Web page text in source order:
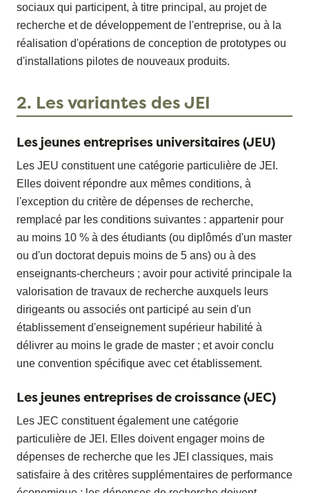
sociaux qui participent, à titre principal, au projet de
recherche et de développement de l'entreprise, ou à la
réalisation d'opérations de conception de prototypes ou
d'installations pilotes de nouveaux produits.
2. Les variantes des JEI
Les jeunes entreprises universitaires (JEU)
Les JEU constituent une catégorie particulière de JEI.
Elles doivent répondre aux mêmes conditions, à
l'exception du critère de dépenses de recherche,
remplacé par les conditions suivantes : appartenir pour
au moins 10 % à des étudiants (ou diplômés d'un master
ou d'un doctorat depuis moins de 5 ans) ou à des
enseignants-chercheurs ; avoir pour activité principale la
valorisation de travaux de recherche auxquels leurs
dirigeants ou associés ont participé au sein d'un
établissement d'enseignement supérieur habilité à
délivrer au moins le grade de master ; et avoir conclu
une convention spécifique avec cet établissement.
Les jeunes entreprises de croissance (JEC)
Les JEC constituent également une catégorie
particulière de JEI. Elles doivent engager moins de
dépenses de recherche que les JEI classiques, mais
satisfaire à des critères supplémentaires de performance